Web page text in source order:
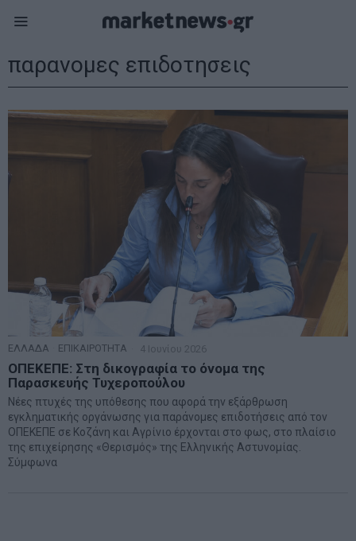
παρανομες επιδοτησεις
ΕΛΛΑΔΑ ΕΠΙΚΑΙΡΟΤΗΤΑ 4 Ιουνίου 2026
ΟΠΕΚΕΠΕ: Στη δικογραφία το όνομα της
Παρασκευής Τυχεροπούλου
Νέες πτυχές της υπόθεσης που αφορά την εξάρθρωση
εγκληματικής οργάνωσης για παράνομες επιδοτήσεις από τον
ΟΠΕΚΕΠΕ σε Κοζάνη και Αγρίνιο έρχονται στο φως, στο πλαίσιο
της επιχείρησης «Θερισμός» της Ελληνικής Αστυνομίας.
Σύμφωνα